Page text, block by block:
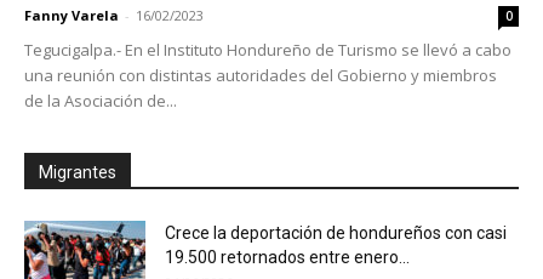
Fanny Varela - 16/02/2023 0
Tegucigalpa.- En el Instituto Hondureño de Turismo se llevó a cabo
una reunión con distintas autoridades del Gobierno y miembros
de la Asociación de...
Migrantes
Crece la deportación de hondureños con casi
19.500 retornados entre enero...